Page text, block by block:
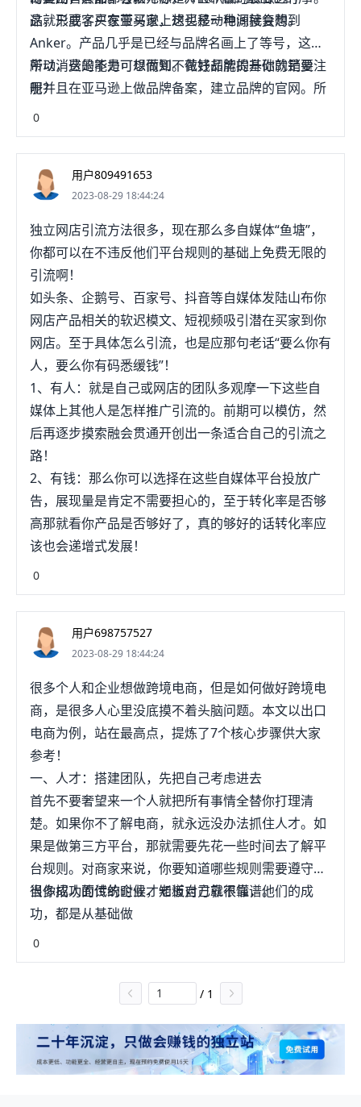
这就形成了买家带买家，这也是一种间接复购。
品，只要客户在亚马逊上想买移动电源就会想到
Anker。产品几乎是已经与品牌名画上了等号，这样
带动消费的能力可想而知。做好品牌的基础就是要注
册并且在亚马逊上做品牌备案，建立品牌的官网。所
有店铺的产品和包装都要印上自己的品牌LOGO，让
所有买过产品的客户脑海里留下品牌印记，慢慢让品
牌有溢价，提高重复购买率。
所以，这是不是可以做到不花钱却能提升你的销量
呢？
0
用户809491653
2023-08-29 18:44:24
独立网店引流方法很多，现在那么多自媒体“鱼塘”，
你都可以在不违反他们平台规则的基础上免费无限的
引流啊！
如头条、企鹅号、百家号、抖音等自媒体发陆山布你
网店产品相关的软迟模文、短视频吸引潜在买家到你
网店。至于具体怎么引流，也是应那句老话“要么你有
人，要么你有码悉缓钱”！
1、有人：就是自己或网店的团队多观摩一下这些自
媒体上其他人是怎样推广引流的。前期可以模仿，然
后再逐步摸索融会贯通开创出一条适合自己的引流之
路！
2、有钱：那么你可以选择在这些自媒体平台投放广
告，展现量是肯定不需要担心的，至于转化率是否够
高那就看你产品是否够好了，真的够好的话转化率应
该也会递增式发展！
0
用户698757527
2023-08-29 18:44:24
很多个人和企业想做跨境电商，但是如何做好跨境电
商，是很多人心里没底摸不着头脑问题。本文以出口
电商为例，站在最高点，提炼了7个核心步骤供大家
参考！
一、人才：搭建团队，先把自己考虑进去
首先不要奢望来一个人就把所有事情全替你打理清
楚。如果你不了解电商，就永远没办法抓住人才。如
果是做第三方平台，那就需要先花一些时间去了解平
台规则。对商家来说，你要知道哪些规则需要遵守，
当你招人面试的时候才知道对方靠不靠谱。
很多成功的传统企业，老板自己就很懂，他们的成
功，都是从基础做
0
/ 1